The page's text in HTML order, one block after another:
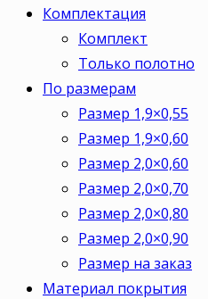
Комплектация
Комплект
Только полотно
По размерам
Размер 1,9×0,55
Размер 1,9×0,60
Размер 2,0×0,60
Размер 2,0×0,70
Размер 2,0×0,80
Размер 2,0×0,90
Размер на заказ
Материал покрытия